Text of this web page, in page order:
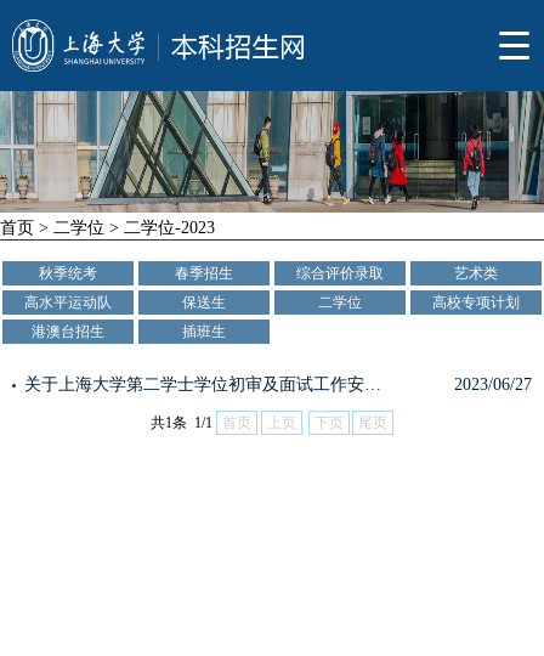
首页 > 二学位 > 二学位-2023
秋季统考 春季招生 综合评价录取
艺术类
高水平运动队
保送生 二学位
高校专项计划
港澳台招生
插班生
关于上海大学第二学士学位初审及面试工作安排的公告 2023/06/27
共1条 1/1 首页 上页 下页 尾页